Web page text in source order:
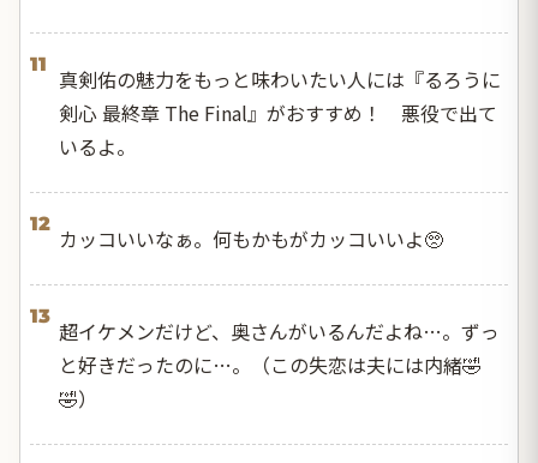
11
真剣佑の魅力をもっと味わいたい人には『るろうに
剣心 最終章 The Final』がおすすめ！ 悪役で出て
いるよ。
12
カッコいいなぁ。何もかもがカッコいいよ🥺
13
超イケメンだけど、奥さんがいるんだよね…。ずっ
と好きだったのに…。（この失恋は夫には内緒🤣
🤣）